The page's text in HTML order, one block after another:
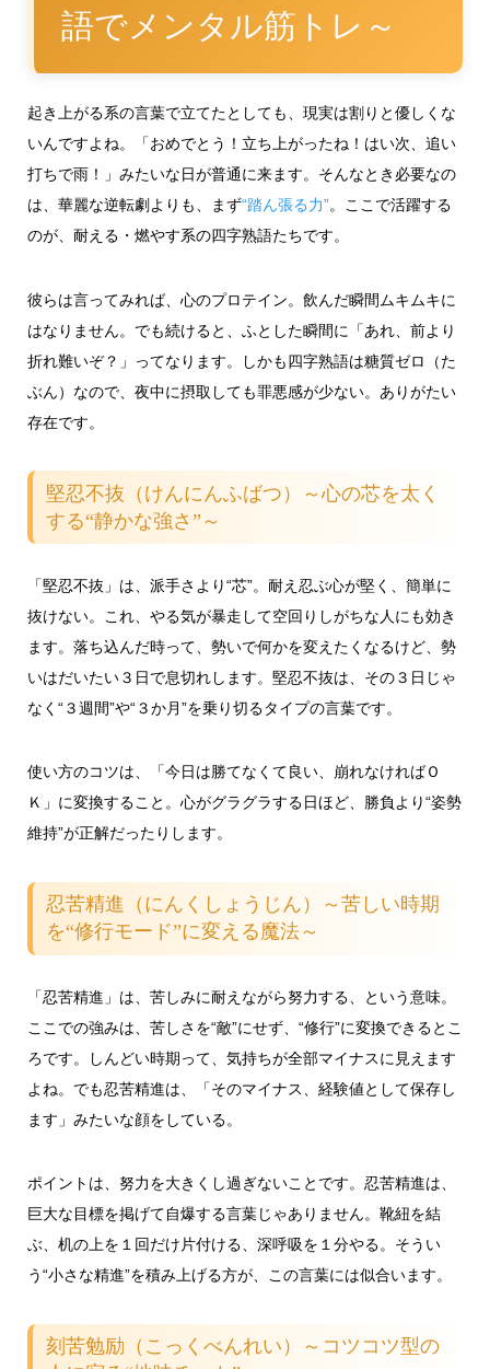
語でメンタル筋トレ～
起き上がる系の言葉で立てたとしても、現実は割りと優しくな
いんですよね。「おめでとう！立ち上がったね！はい次、追い
打ちで雨！」みたいな日が普通に来ます。そんなとき必要なの
は、華麗な逆転劇よりも、まず“踏ん張る力”。ここで活躍する
のが、耐える・燃やす系の四字熟語たちです。
彼らは言ってみれば、心のプロテイン。飲んだ瞬間ムキムキに
はなりません。でも続けると、ふとした瞬間に「あれ、前より
折れ難いぞ？」ってなります。しかも四字熟語は糖質ゼロ（た
ぶん）なので、夜中に摂取しても罪悪感が少ない。ありがたい
存在です。
堅忍不抜（けんにんふばつ）～心の芯を太く
する“静かな強さ”～
「堅忍不抜」は、派手さより“芯”。耐え忍ぶ心が堅く、簡単に
抜けない。これ、やる気が暴走して空回りしがちな人にも効き
ます。落ち込んだ時って、勢いで何かを変えたくなるけど、勢
いはだいたい３日で息切れします。堅忍不抜は、その３日じゃ
なく“３週間”や“３か月”を乗り切るタイプの言葉です。
使い方のコツは、「今日は勝てなくて良い、崩れなければＯ
Ｋ」に変換すること。心がグラグラする日ほど、勝負より“姿勢
維持”が正解だったりします。
忍苦精進（にんくしょうじん）～苦しい時期
を“修行モード”に変える魔法～
「忍苦精進」は、苦しみに耐えながら努力する、という意味。
ここでの強みは、苦しさを“敵”にせず、“修行”に変換できるとこ
ろです。しんどい時期って、気持ちが全部マイナスに見えます
よね。でも忍苦精進は、「そのマイナス、経験値として保存し
ます」みたいな顔をしている。
ポイントは、努力を大きくし過ぎないことです。忍苦精進は、
巨大な目標を掲げて自爆する言葉じゃありません。靴紐を結
ぶ、机の上を１回だけ片付ける、深呼吸を１分やる。そうい
う“小さな精進”を積み上げる方が、この言葉には似合います。
刻苦勉励（こっくべんれい）～コツコツ型の